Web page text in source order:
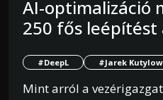
AI-optimalizáció
250 fős leépítést
#DeepL #Jarek
Mint arról a